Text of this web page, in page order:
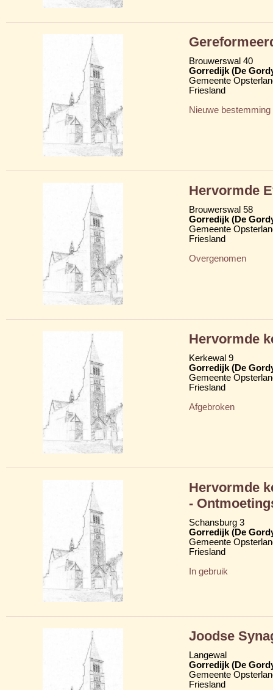
Brouwerswal 40
Gorredijk (De
Gemeente
Friesland
Nieuwe bestemming
Hervormde
Brouwerswal 58
Gorredijk (De
Gemeente
Friesland
Overgenomen
Hervormde
Kerkewal 9
Gorredijk (De
Gemeente
Friesland
Afgebroken
Hervormde
-
Schansburg 3
Gorredijk (De
Gemeente
Friesland
In gebruik
Joodse
Langewal
Gorredijk (De
Gemeente
Friesland